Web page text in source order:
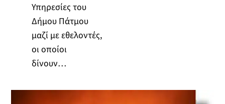
Υπηρεσίες του
Δήμου Πάτμου
μαζί με εθελοντές,
οι οποίοι
δίνουν…